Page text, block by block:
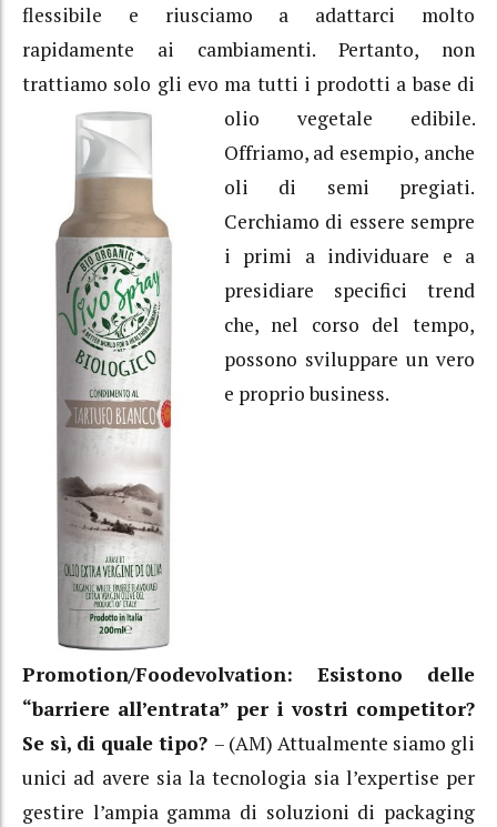
flessibile e riusciamo a adattarci molto
rapidamente ai cambiamenti. Pertanto, non
trattiamo solo gli evo ma tutti i prodotti a base di
olio vegetale edibile.
Offriamo, ad esempio, anche
oli di semi pregiati.
Cerchiamo di essere sempre
i primi a individuare e a
presidiare specifici trend
che, nel corso del tempo,
possono sviluppare un vero
e proprio business.
Promotion/Foodevolvation: Esistono delle
“barriere all’entrata” per i vostri competitor?
Se sì, di quale tipo? – (AM) Attualmente siamo gli
unici ad avere sia la tecnologia sia l’expertise per
gestire l’ampia gamma di soluzioni di packaging